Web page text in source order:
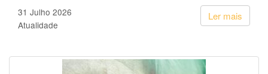
Ler mais
31 Julho 2026
Atualidade